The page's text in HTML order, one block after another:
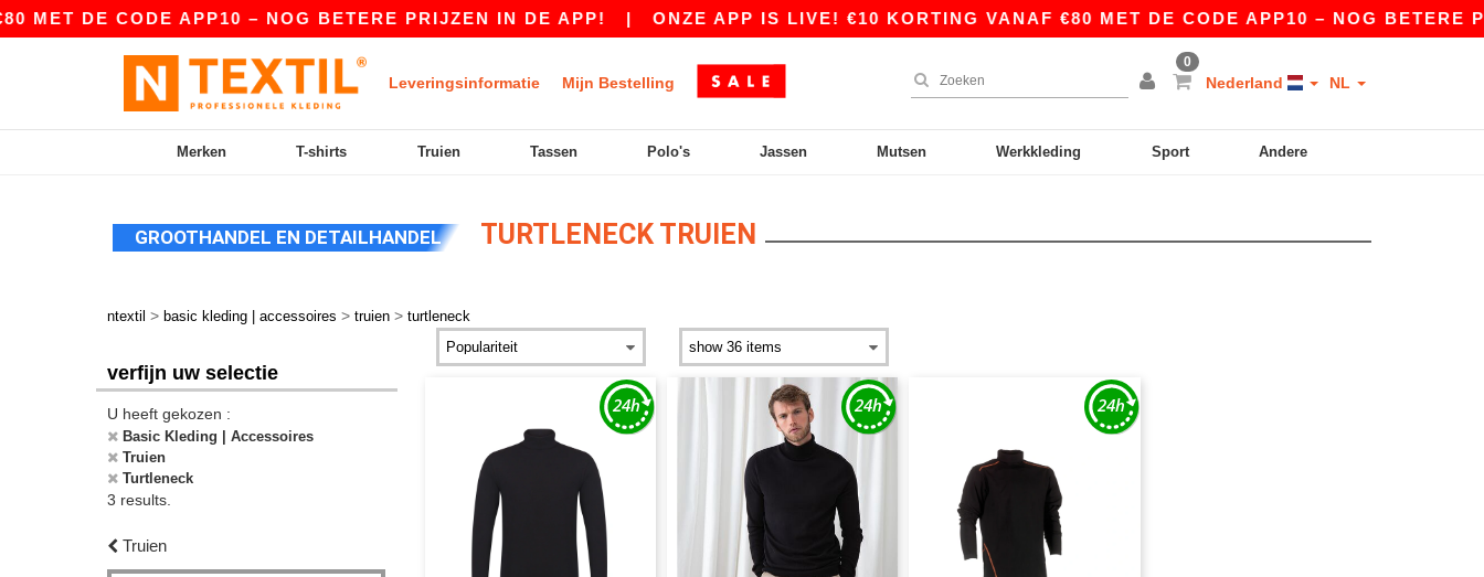
DE CODE APP10 – NOG BETERE PRIJZEN IN DE APP!|ONZE APP IS LIVE! €10 KORTING VANAF €80 MET DE CODE APP10 – NOG BETERE
Leveringsinformatie Mijn Bestelling
0
Nederland NL
Merken T-shirts Truien Tassen Polo's Jassen Mutsen Werkkleding Sport Andere
GROOTHANDEL EN DETAILHANDEL TURTLENECK TRUIEN
ntextil > basic kleding | accessoires > truien > turtleneck
verfijn uw selectie
U heeft gekozen :
Basic Kleding | Accessoires
Truien
Turtleneck
3 results.
Truien